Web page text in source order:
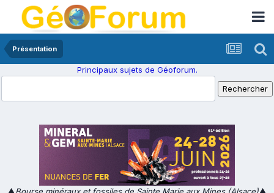
Présentation
Principaux sujets de Géoforum.